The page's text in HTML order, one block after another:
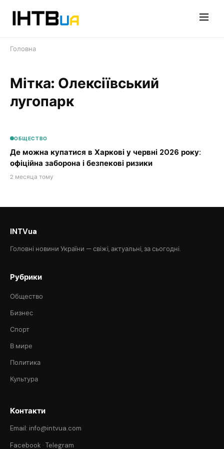
Головна
Мітка: Олексіївський
лугопарк
ОБЩЕСТВО
Де можна купатися в Харкові у червні 2026 року:
офіційна заборона і безпекові ризики
2 месяца тому
INTVua
Головні новини України — свіжі, актуальні, за сьогодні.
Рубрики
Общество
Бизнес
Спорт
В мире
Политика
Культура
Контакти
Email: info@intvua.com
Facebook · Telegram